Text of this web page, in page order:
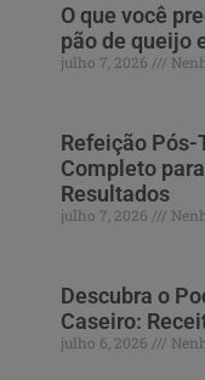
O que você
pão de queijo
julho 7, 2026
Refeição Pós-
Completo
Resultados
julho 7, 2026
Descubra o
Caseiro:
julho 6, 2026